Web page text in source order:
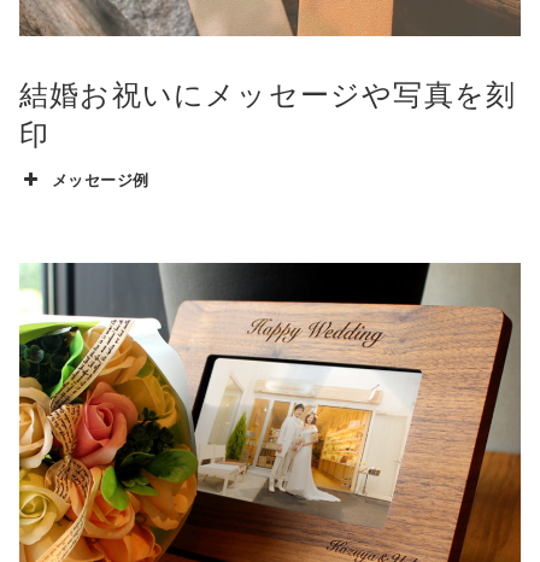
結婚お祝いにメッセージや写真を刻
印
メッセージ例